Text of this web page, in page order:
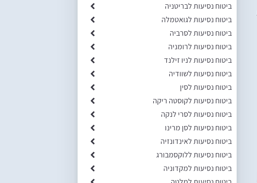
ביטוח נסיעות לבריטניה
ביטוח נסיעות לגואטמלה
ביטוח נסיעות לסרביה
ביטוח נסיעות לרומניה
ביטוח נסיעות לניו זילנד
ביטוח נסיעות לשוודיה
ביטוח נסיעות לסין
ביטוח נסיעות לקוסטה ריקה
ביטוח נסיעות לסרי לנקה
ביטוח נסיעות לסן מרינו
ביטוח נסיעות לאינדונזיה
ביטוח נסיעות ללוקסמבורג
ביטוח נסיעות למקדוניה